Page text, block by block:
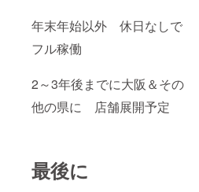
年末年始以外 休日なしで
フル稼働
2～3年後までに大阪＆その
他の県に 店舗展開予定
最後に